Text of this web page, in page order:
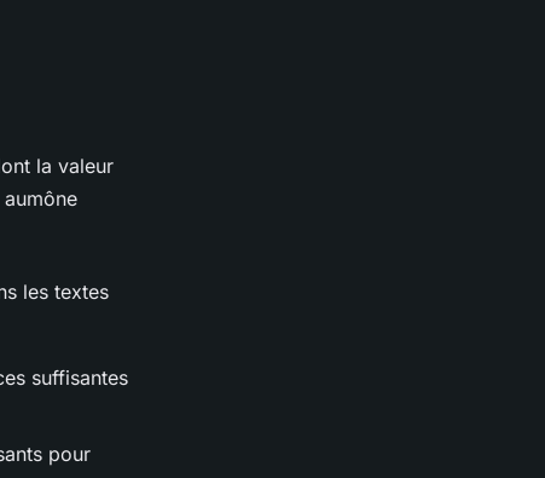
la valeur
les textes
suffisantes
pour